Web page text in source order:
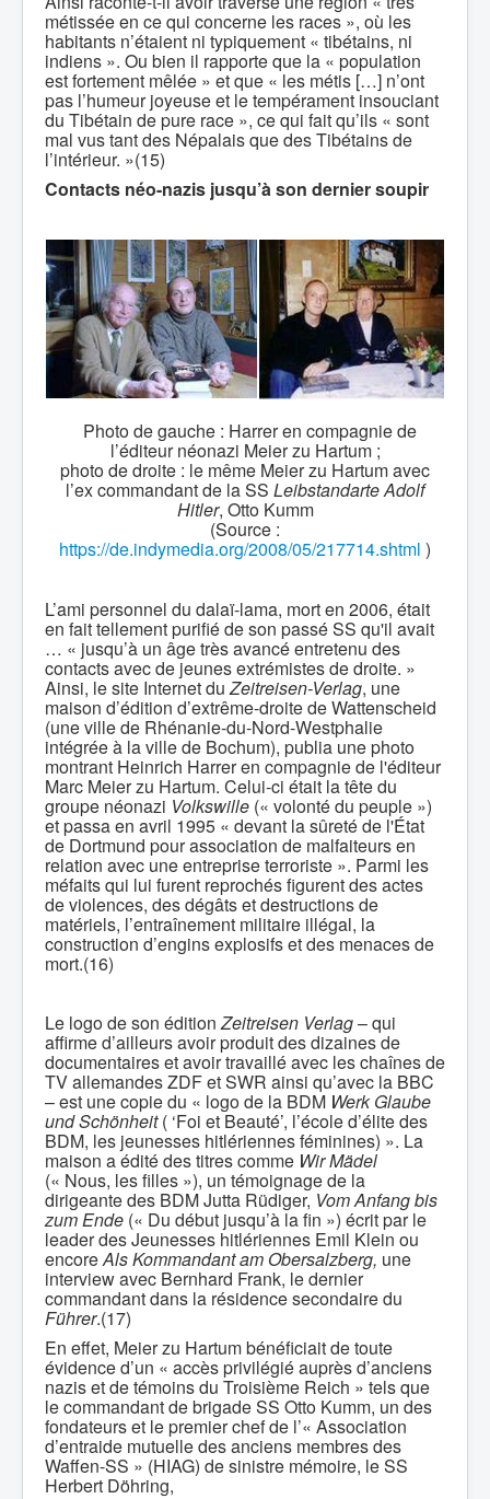
métissée en ce qui concerne les races », où les
habitants n’étaient ni typiquement « tibétains, ni
indiens ». Ou bien il rapporte que la « population
est fortement mêlée » et que « les métis […] n’ont
pas l’humeur joyeuse et le tempérament insouciant
du Tibétain de pure race », ce qui fait qu’ils « sont
mal vus tant des Népalais que des Tibétains de
l’intérieur. »(15)
Contacts néo-nazis jusqu’à son dernier soupir
Photo de gauche : Harrer en compagnie de
l’éditeur néonazi Meier zu Hartum ;
photo de droite : le même Meier zu Hartum avec
l’ex commandant de la SS Leibstandarte Adolf
Hitler, Otto Kumm
(Source :
https://de.indymedia.org/2008/05/217714.shtml )
L’ami personnel du dalaï-lama, mort en 2006, était
en fait tellement purifié de son passé SS qu'il avait
… « jusqu’à un âge très avancé entretenu des
contacts avec de jeunes extrémistes de droite. »
Ainsi, le site Internet duZeitreisen-Verlag, une
maison d’édition d’extrême-droite de Wattenscheid
(une ville de Rhénanie-du-Nord-Westphalie
intégrée à la ville de Bochum), publia une photo
montrant Heinrich Harrer en compagnie de l'éditeur
Marc Meier zu Hartum. Celui-ci était la tête du
groupe néonazi Volkswille (« volonté du peuple »)
et passa en avril 1995 « devant la sûreté de l'État
de Dortmund pour association de malfaiteurs en
relation avec une entreprise terroriste ». Parmi les
méfaits qui lui furent reprochés figurent des actes
de violences, des dégâts et destructions de
matériels, l’entraînement militaire illégal, la
construction d’engins explosifs et des menaces de
mort.(16)
Le logo de son éditionZeitreisen Verlag– qui
affirme d’ailleurs avoir produit des dizaines de
documentaires et avoir travaillé avec les chaînes de
TV allemandes ZDF et SWR ainsi qu’avec la BBC
– est une copie du « logo de la BDM Werk Glaube
und Schönheit( ‘Foi et Beauté’, l’école d’élite des
BDM, les jeunesses hitlériennes féminines) ». La
maison a édité des titres comme Wir Mädel
(« Nous, les filles »), un témoignage de la
dirigeante des BDM Jutta Rüdiger, Vom Anfang bis
zum Ende (« Du début jusqu’à la fin ») écrit par le
leader des Jeunesses hitlériennes Emil Klein ou
encoreAls Kommandant am Obersalzberg, une
interview avec Bernhard Frank, le dernier
commandant dans la résidence secondaire du
Führer.(17)
En effet, Meier zu Hartum bénéficiait de toute
évidence d’un « accès privilégié auprès d’anciens
nazis et de témoins du Troisième Reich » tels que
le commandant de brigade SS Otto Kumm, un des
fondateurs et le premier chef de l’« Association
d’entraide mutuelle des anciens membres des
Waffen-SS » (HIAG) de sinistre mémoire, le SS
Herbert Döhring,